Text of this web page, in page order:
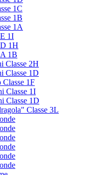
1C
1B
1A
1I
1H
1B
Classe 2H
Classe 1D
1F
Classe 1I
Classe 1D
Classe 3L